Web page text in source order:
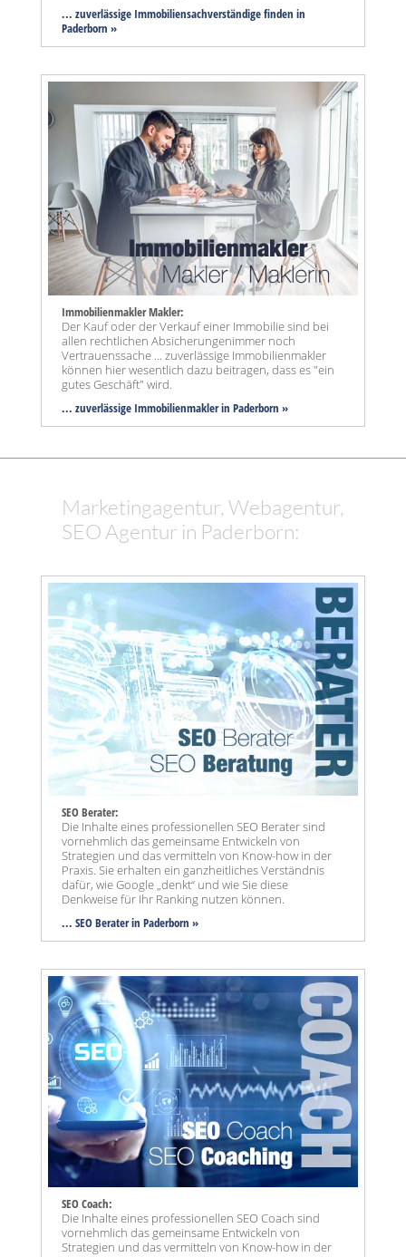
... zuverlässige Immobiliensachverständige finden in
Paderborn »
Immobilienmakler Makler:
Der Kauf oder der Verkauf einer Immobilie sind bei
allen rechtlichen Absicherungenimmer noch
Vertrauenssache ... zuverlässige Immobilienmakler
können hier wesentlich dazu beitragen, dass es "ein
gutes Geschäft" wird.
... zuverlässige Immobilienmakler in Paderborn »
Marketingagentur, Webagentur,
SEO Agentur in Paderborn:
SEO Berater:
Die Inhalte eines professionellen SEO Berater sind
vornehmlich das gemeinsame Entwickeln von
Strategien und das vermitteln von Know-how in der
Praxis. Sie erhalten ein ganzheitliches Verständnis
dafür, wie Google „denkt“ und wie Sie diese
Denkweise für Ihr Ranking nutzen können.
... SEO Berater in Paderborn »
SEO Coach:
Die Inhalte eines professionellen SEO Coach sind
vornehmlich das gemeinsame Entwickeln von
Strategien und das vermitteln von Know-how in der